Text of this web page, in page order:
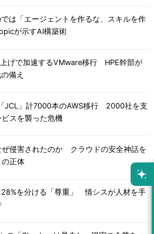
は「エージェントを作るな、スキルを作
が示すAI構築術
げで加速するVMware移行 HPE幹部が
備え
「JCL」計7000本のAWS移行 2000社を支
ビスを襲った危機
ぜ侵害されたのか クラウドの安全神話を
の正体
28%を分ける「尊重」 情シスが人材を手